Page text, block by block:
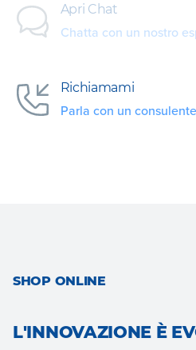
Apri Chat
Chatta con un nostro
Richiamami
Parla con un consulente
SHOP ONLINE
L'INNOVAZIONE È